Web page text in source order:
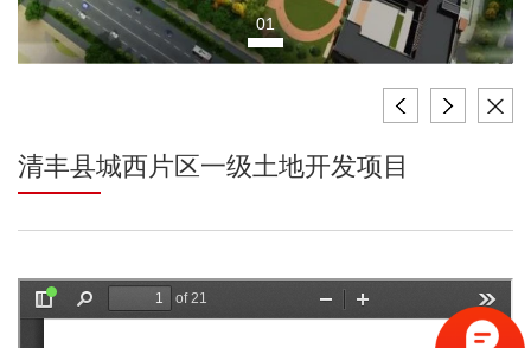
01
清丰县城西片区一级土地开发项目